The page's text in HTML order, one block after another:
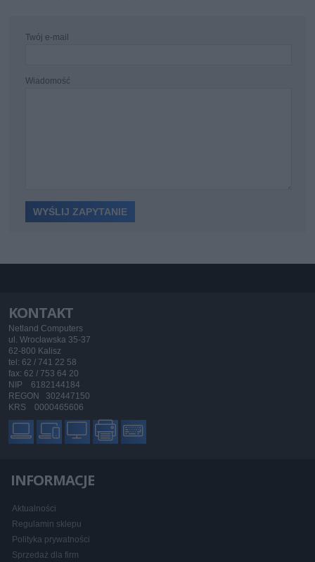
Twój e-mail
Wiadomość
KONTAKT
Netland Computers
ul. Wrocławska 35-37
62-800 Kalisz
tel: 62 / 741 22 58
fax: 62 / 753 64 20
NIP 6182144184
REGON 302447150
KRS 0000465606
INFORMACJE
Aktualności
Regulamin sklepu
Polityka prywatności
Sprzedaż dla firm